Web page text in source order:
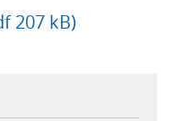
207 kB)